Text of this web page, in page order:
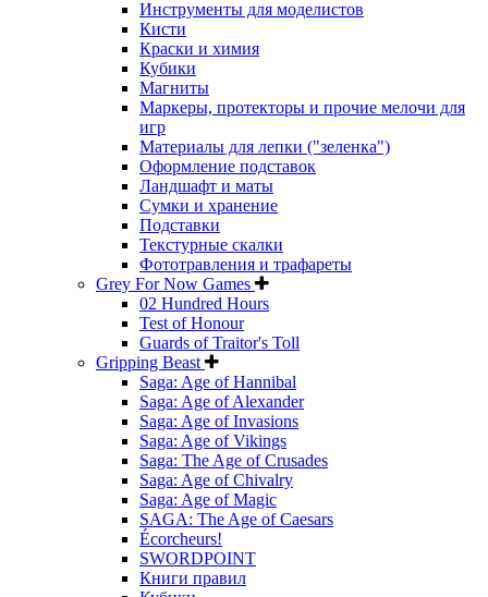
Инструменты для моделистов
Кисти
Краски и химия
Кубики
Магниты
Маркеры, протекторы и прочие мелочи для
игр
Материалы для лепки ("зеленка")
Оформление подставок
Ландшафт и маты
Сумки и хранение
Подставки
Текстурные скалки
Фототравления и трафареты
Grey For Now Games
02 Hundred Hours
Test of Honour
Guards of Traitor's Toll
Gripping Beast
Saga: Age of Hannibal
Saga: Age of Alexander
Saga: Age of Invasions
Saga: Age of Vikings
Saga: The Age of Crusades
Saga: Age of Chivalry
Saga: Age of Magic
SAGA: The Age of Caesars
Écorcheurs!
SWORDPOINT
Книги правил